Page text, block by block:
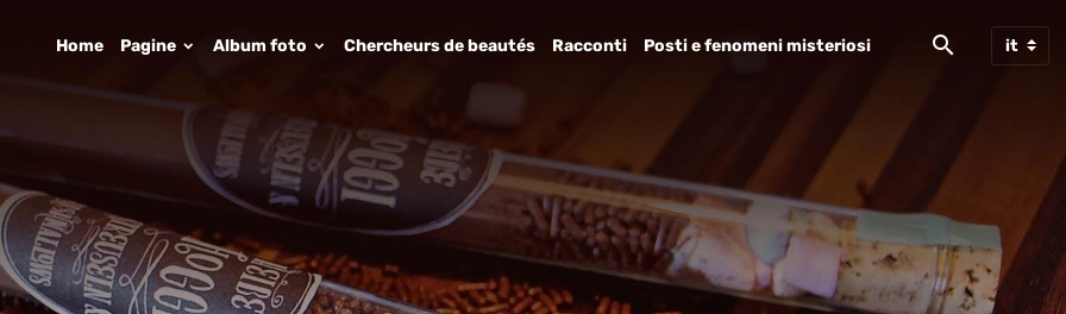
Home Pagine Album foto Chercheurs de beautés Racconti Posti e fenomeni misteriosi